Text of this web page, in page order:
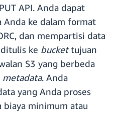
API. Anda dapat
Anda ke dalam format
dan mempartisi data
ke buckettujuan
S3 yang berbeda
metadata. Anda
yang Anda proses
biaya minimum atau